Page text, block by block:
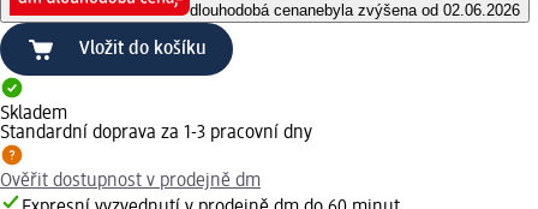
dlouhodobá cenanebyla zvýšena od 02.06.2026
Vložit do košíku
Skladem
Standardní doprava za 1-3 pracovní dny
Ověřit dostupnost v prodejně dm